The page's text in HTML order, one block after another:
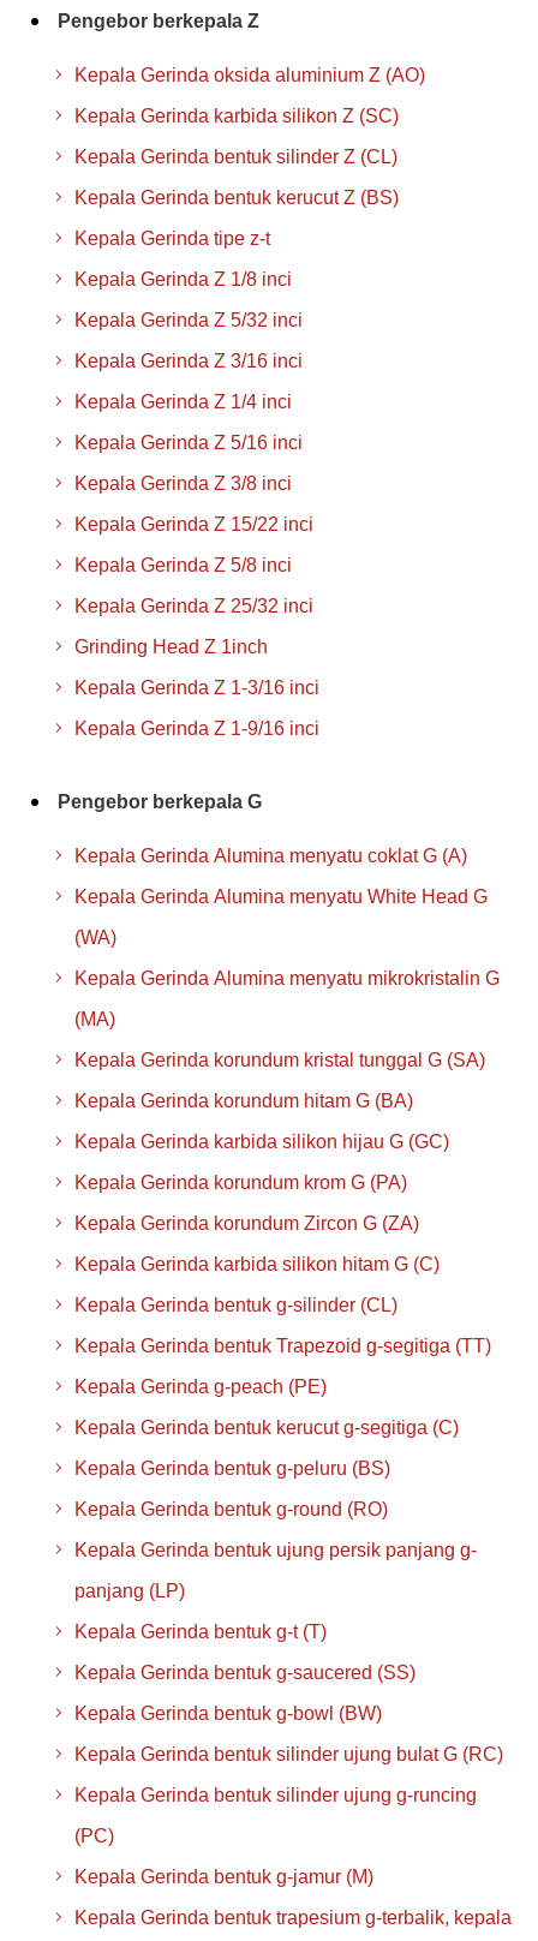
Pengebor berkepala Z
Kepala Gerinda oksida aluminium Z (AO)
Kepala Gerinda karbida silikon Z (SC)
Kepala Gerinda bentuk silinder Z (CL)
Kepala Gerinda bentuk kerucut Z (BS)
Kepala Gerinda tipe z-t
Kepala Gerinda Z 1/8 inci
Kepala Gerinda Z 5/32 inci
Kepala Gerinda Z 3/16 inci
Kepala Gerinda Z 1/4 inci
Kepala Gerinda Z 5/16 inci
Kepala Gerinda Z 3/8 inci
Kepala Gerinda Z 15/22 inci
Kepala Gerinda Z 5/8 inci
Kepala Gerinda Z 25/32 inci
Grinding Head Z 1inch
Kepala Gerinda Z 1-3/16 inci
Kepala Gerinda Z 1-9/16 inci
Pengebor berkepala G
Kepala Gerinda Alumina menyatu coklat G (A)
Kepala Gerinda Alumina menyatu White Head G
(WA)
Kepala Gerinda Alumina menyatu mikrokristalin G
(MA)
Kepala Gerinda korundum kristal tunggal G (SA)
Kepala Gerinda korundum hitam G (BA)
Kepala Gerinda karbida silikon hijau G (GC)
Kepala Gerinda korundum krom G (PA)
Kepala Gerinda korundum Zircon G (ZA)
Kepala Gerinda karbida silikon hitam G (C)
Kepala Gerinda bentuk g-silinder (CL)
Kepala Gerinda bentuk Trapezoid g-segitiga (TT)
Kepala Gerinda g-peach (PE)
Kepala Gerinda bentuk kerucut g-segitiga (C)
Kepala Gerinda bentuk g-peluru (BS)
Kepala Gerinda bentuk g-round (RO)
Kepala Gerinda bentuk ujung persik panjang g-
panjang (LP)
Kepala Gerinda bentuk g-t (T)
Kepala Gerinda bentuk g-saucered (SS)
Kepala Gerinda bentuk g-bowl (BW)
Kepala Gerinda bentuk silinder ujung bulat G (RC)
Kepala Gerinda bentuk silinder ujung g-runcing
(PC)
Kepala Gerinda bentuk g-jamur (M)
Kepala Gerinda bentuk trapesium g-terbalik, kepala